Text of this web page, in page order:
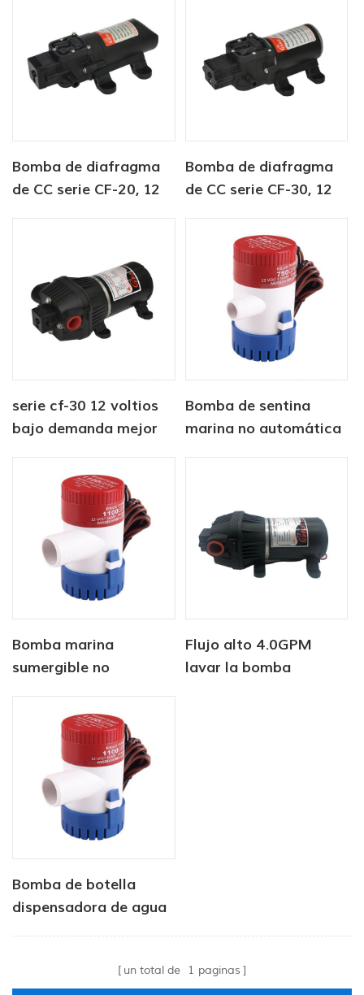
Bomba de diafragma
de CC serie CF-20, 12
Bomba de diafragma
de CC serie CF-30, 12
80-100 PSI, para agua
dulce, marina
serie cf-30 12 voltios
bajo demanda mejor
diafragma rv marina
autocaravana
Bomba de sentina
marina no automática
Bomba marina
sumergible no
Flujo alto 4.0GPM
lavar la bomba
Bomba de botella
dispensadora de agua
un total de 1 paginas